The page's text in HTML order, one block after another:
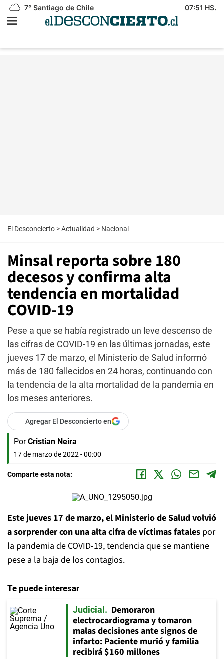
7° Santiago de Chile 07:51 HS.
El Desconcierto >Actualidad > Nacional
Minsal reporta sobre 180
decesos y confirma alta
tendencia en mortalidad
COVID-19
Pese a que se había registrado un leve descenso de
las cifras de COVID-19 en las últimas jornadas, este
jueves 17 de marzo, el Ministerio de Salud informó
más de 180 fallecidos en 24 horas, continuando con
la tendencia de la alta mortalidad de la pandemia en
los meses anteriores.
Agregar El Desconcierto en
Por Cristian Neira
17 de marzo de 2022 - 00:00
Comparte esta nota:
Este jueves 17 de marzo, el Ministerio de Salud volvió
a sorprender con una alta cifra de víctimas fatales por
la pandemia de COVID-19, tendencia que se mantiene
pese a la baja de los contagios.
Te puede interesar
Judicial
Demoraron
electrocardiograma y tomaron
malas decisiones ante signos de
infarto: Paciente murió y familia
recibirá $160 millones